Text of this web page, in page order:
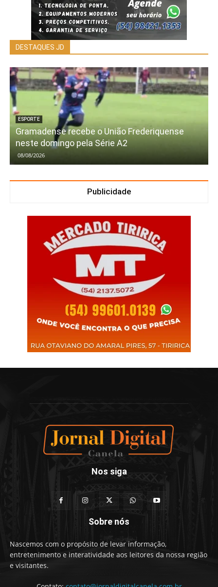
DESTAQUES JD
ESPORTE
Gramadense recebe o União Frederiquense
neste domingo pela Série A2
08/08/2026
Publicidade
Nos siga
Sobre nós
Nascemos com o propósito de levar informação,
entretenimento e interatividade aos leitores da nossa região
e visitantes.